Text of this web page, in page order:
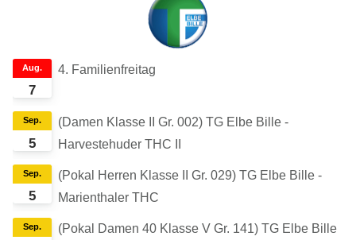
7
Aug. 4. Familienfreitag
5
Sep.
(Damen Klasse II Gr. 002) TG Elbe Bille -
Harvestehuder THC II
5
Sep.
(Pokal Herren Klasse II Gr. 029) TG Elbe Bille -
Marienthaler THC
Sep.
(Pokal Damen 40 Klasse V Gr. 141) TG Elbe Bille